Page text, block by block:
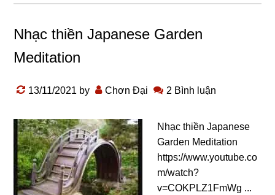
Nhạc thiền Japanese Garden
Meditation
13/11/2021 by Chơn Đại 2 Bình luận
Nhạc thiền Japanese
Garden Meditation
https://www.youtube.co
m/watch?
v=COKPLZ1FmWg ...